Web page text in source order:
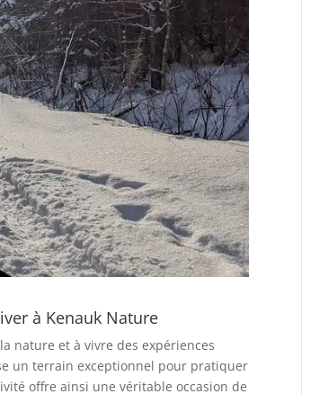
à Kenauk Nature
nature et à vivre des expériences
un terrain exceptionnel pour pratiquer
offre ainsi une véritable occasion de